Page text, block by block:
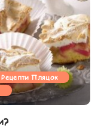
Рецепти Пляцок